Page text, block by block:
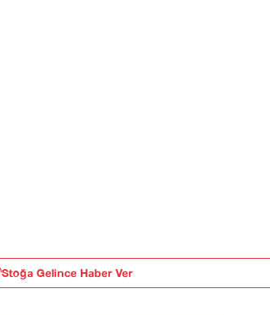
Stoğa Gelince Haber Ver